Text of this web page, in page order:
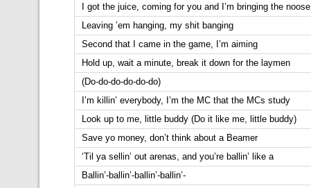
I got the juice, coming for you and I’m bringing the noose
Leaving ’em hanging, my shit banging
Second that I came in the game, I’m aiming
Hold up, wait a minute, break it down for the laymen
(Do-do-do-do-do-do)
I’m killin’ everybody, I’m the MC that the MCs study
Look up to me, little buddy (Do it like me, little buddy)
Save yo money, don’t think about a Beamer
‘Til ya sellin’ out arenas, and you’re ballin’ like a
Ballin’-ballin’-ballin’-ballin’-